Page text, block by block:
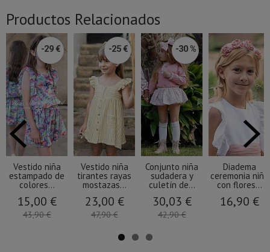
Productos Relacionados
-29 €
Vestido niña
estampado de
colores...
15,00 €
43,90 €
-25 €
Vestido niña
tirantes rayas
mostazas...
23,00 €
47,90 €
-30 %
Conjunto niña
sudadera y
culetín de...
30,03 €
42,90 €
Diadema
ceremonia niña
con flores...
16,90 €